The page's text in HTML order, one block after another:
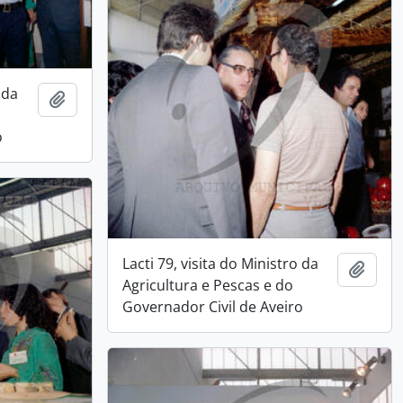
Add to clipboard
Lacti 79, visita do Ministro da
Agricultura e Pescas e do
Governador Civil de Aveiro
Add